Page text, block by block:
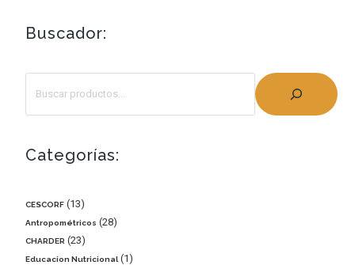
Buscador:
Categorías:
CESCORF 13
Antropométricos 28
CHARDER 23
Educacion Nutricional 1